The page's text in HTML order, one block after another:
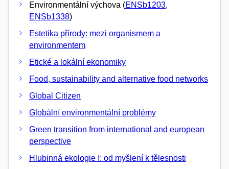
Environmentální výchova (ENSb1203,
ENSb1338)
Estetika přírody: mezi organismem a
environmentem
Etické a lokální ekonomiky
Food, sustainability and alternative food networks
Global Citizen
Globální environmentální problémy
Green transition from international and european
perspective
Hlubinná ekologie I: od myšlení k tělesnosti